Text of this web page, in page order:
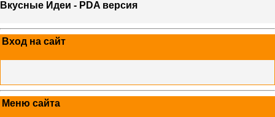
Вкусные Идеи - PDA версия
Вход на сайт
Меню сайта